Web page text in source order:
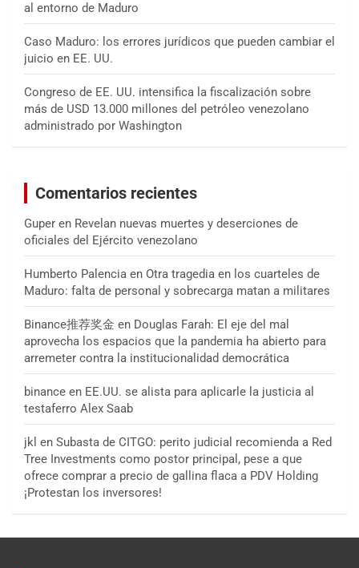
al entorno de Maduro
Caso Maduro: los errores jurídicos que pueden cambiar el
juicio en EE. UU.
Congreso de EE. UU. intensifica la fiscalización sobre
más de USD 13.000 millones del petróleo venezolano
administrado por Washington
Comentarios recientes
Guper en Revelan nuevas muertes y deserciones de
oficiales del Ejército venezolano
Humberto Palencia en Otra tragedia en los cuarteles de
Maduro: falta de personal y sobrecarga matan a militares
Binance推荐奖金 en Douglas Farah: El eje del mal
aprovecha los espacios que la pandemia ha abierto para
arremeter contra la institucionalidad democrática
binance en EE.UU. se alista para aplicarle la justicia al
testaferro Alex Saab
jkl en Subasta de CITGO: perito judicial recomienda a Red
Tree Investments como postor principal, pese a que
ofrece comprar a precio de gallina flaca a PDV Holding
¡Protestan los inversores!